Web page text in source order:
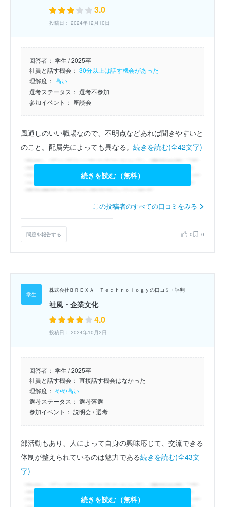
3.0
投稿日： 2024年12月10日
回答者： 学生 / 2025卒
社員と話す機会： 30分以上は話す機会があった
理解度： 高い
選考ステータス： 選考不参加
参加イベント： 座談会
風通しのいい職場なので、不明点などあれば聞きやすいと
のこと。配属先によっても異なる。 続きを読む(全42文字)
続きを読む（無料）
この投稿者のすべての口コミをみる
問題を報告する 0 0
株式会社ＢＲＥＸＡ Ｔｅｃｈｎｏｌｏｇｙの口コミ・評判
社風・企業文化
4.0
投稿日： 2024年10月2日
回答者： 学生 / 2025卒
社員と話す機会： 直接話す機会はなかった
理解度： やや高い
選考ステータス： 選考落選
参加イベント： 説明会/ 選考
部活動もあり、人によって自身の興味応じて、交流できる
体制が整えられているのは魅力である続きを読む(全43文
字)
続きを読む（無料）